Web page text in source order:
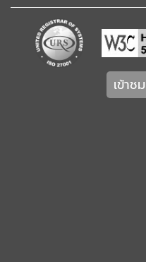
เข้าช